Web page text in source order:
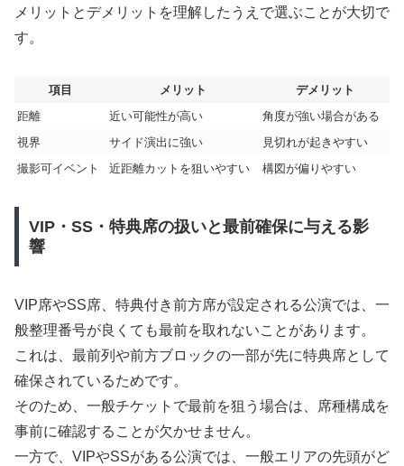
メリットとデメリットを理解したうえで選ぶことが大切で
す。
項目 メリット
デメリット
距離
近い可能性が高い
角度が強い場合がある
視界
サイド演出に強い
見切れが起きやすい
撮影可イベント
近距離カットを狙いやすい 構図が偏りやすい
VIP・SS・特典席の扱いと最前確保に与える影
響
VIP席やSS席、特典付き前方席が設定される公演では、一
般整理番号が良くても最前を取れないことがあります。
これは、最前列や前方ブロックの一部が先に特典席として
確保されているためです。
そのため、一般チケットで最前を狙う場合は、席種構成を
事前に確認することが欠かせません。
一方で、VIPやSSがある公演では、一般エリアの先頭がど